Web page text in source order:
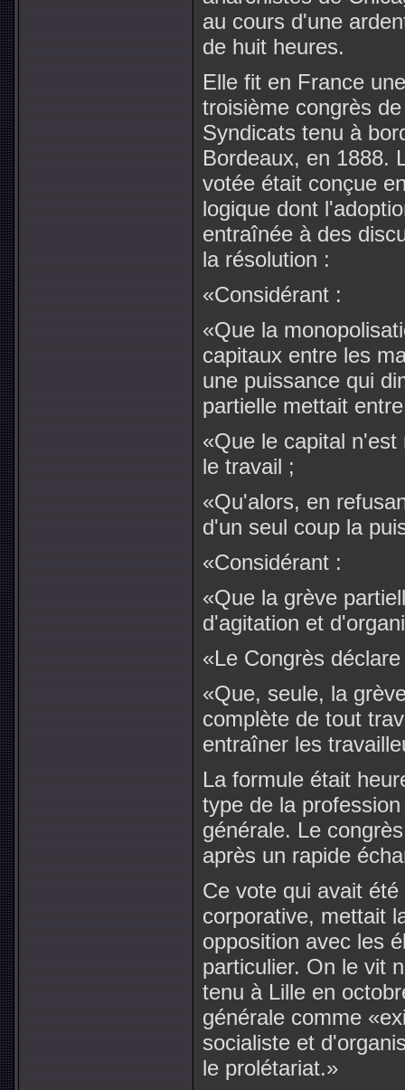
au cours d'une
de huit heures.
Elle fit en France
troisième congrès
Syndicats tenu à
Bordeaux, en 1888.
votée était conçue
logique dont
entraînée à des
la résolution :
«Considérant :
«Que la
capitaux entre les
une puissance qui
partielle mettait
«Que le capital
le travail ;
«Qu'alors, en
d'un seul coup la
«Considérant :
«Que la grève
d'agitation et
«Le Congrès
«Que, seule, la
complète de tout
entraîner les
La formule était
type de la
générale. Le
après un rapide
Ce vote qui avait
corporative, mettait
opposition avec les
particulier. On le vit
tenu à Lille en
générale comme
socialiste et
le prolétariat.»